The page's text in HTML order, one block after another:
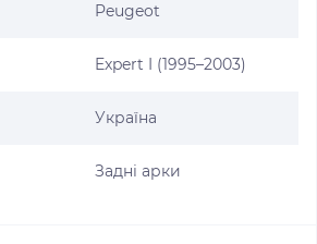
Peugeot
Expert I (1995–2003)
Україна
Задні арки